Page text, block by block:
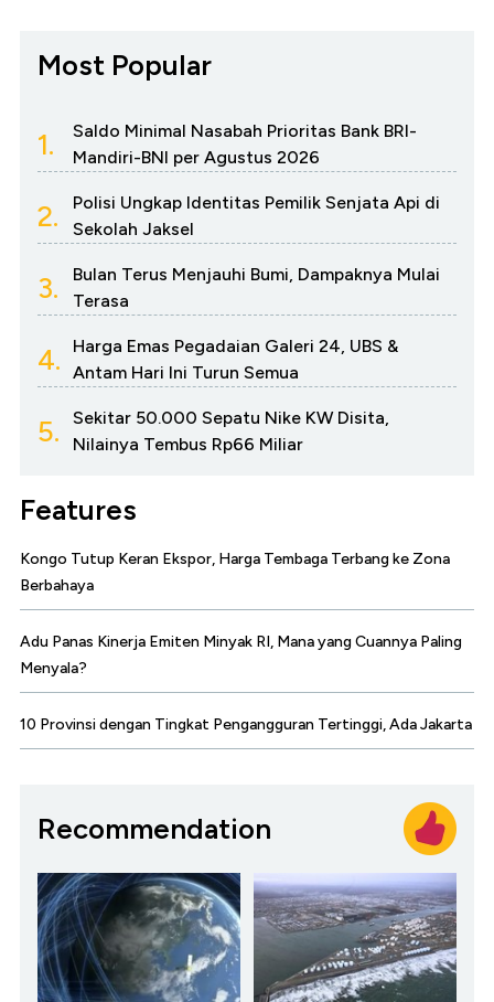
Most Popular
1.
Saldo Minimal Nasabah Prioritas Bank BRI-
Mandiri-BNI per Agustus 2026
2.
Polisi Ungkap Identitas Pemilik Senjata Api di
Sekolah Jaksel
3.
Bulan Terus Menjauhi Bumi, Dampaknya Mulai
Terasa
4.
Harga Emas Pegadaian Galeri 24, UBS &
Antam Hari Ini Turun Semua
5.
Sekitar 50.000 Sepatu Nike KW Disita,
Nilainya Tembus Rp66 Miliar
Features
Kongo Tutup Keran Ekspor, Harga Tembaga Terbang ke Zona
Berbahaya
Adu Panas Kinerja Emiten Minyak RI, Mana yang Cuannya Paling
Menyala?
10 Provinsi dengan Tingkat Pengangguran Tertinggi, Ada Jakarta
Recommendation